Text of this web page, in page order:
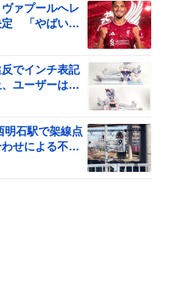
ァプールへレ
定 「やばい」
がSNSで広が
反でインチ表記
ユーザーは
」驚き
明石駅で架線点
せによる不便
期待